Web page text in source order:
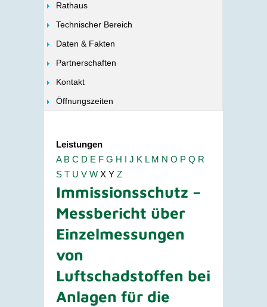
Rathaus
Technischer Bereich
Daten & Fakten
Partnerschaften
Kontakt
Öffnungszeiten
Leistungen
A B C D E F G H I J K L M N O P Q R
S T U V W X Y Z
Immissionsschutz –
Messbericht über
Einzelmessungen
von
Luftschadstoffen bei
Anlagen für die